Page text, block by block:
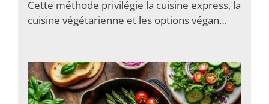
Cette méthode privilégie la cuisine express, la
cuisine végétarienne et les options végan…